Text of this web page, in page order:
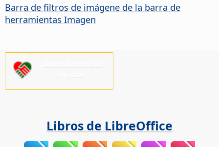
Barra de filtros de imágene de la barra de
herramientas Imagen
Libros de LibreOffice